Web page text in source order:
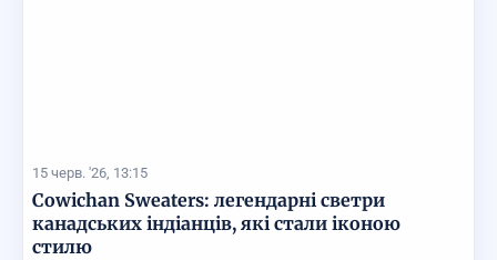
15 черв. '26, 13:15
Cowichan Sweaters: легендарні светри
канадських індіанців, які стали іконою
стилю